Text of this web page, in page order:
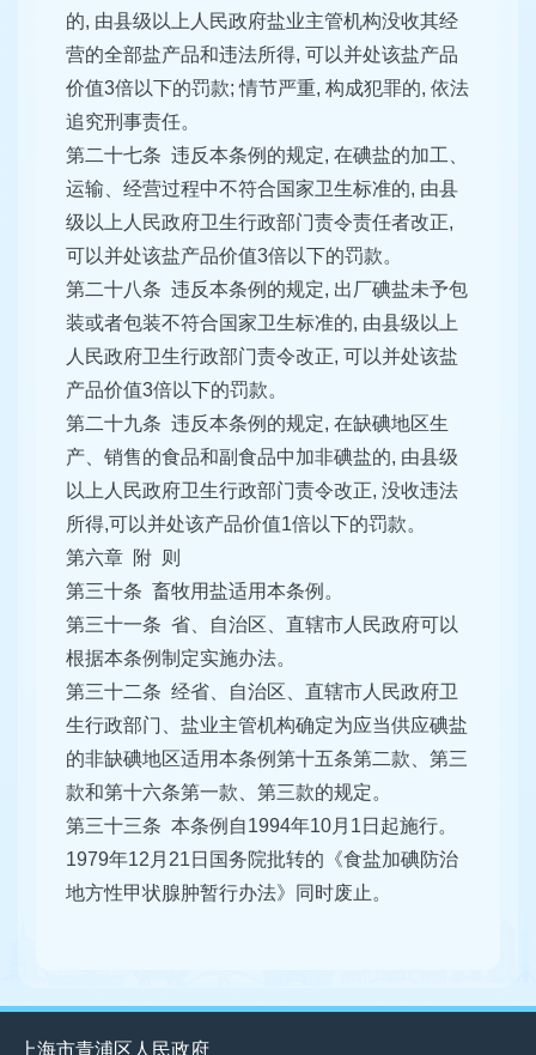
的, 由县级以上人民政府盐业主管机构没收其经
营的全部盐产品和违法所得, 可以并处该盐产品
价值3倍以下的罚款; 情节严重, 构成犯罪的, 依法
追究刑事责任。
第二十七条 违反本条例的规定, 在碘盐的加工、
运输、经营过程中不符合国家卫生标准的, 由县
级以上人民政府卫生行政部门责令责任者改正,
可以并处该盐产品价值3倍以下的罚款。
第二十八条 违反本条例的规定, 出厂碘盐未予包
装或者包装不符合国家卫生标准的, 由县级以上
人民政府卫生行政部门责令改正, 可以并处该盐
产品价值3倍以下的罚款。
第二十九条 违反本条例的规定, 在缺碘地区生
产、销售的食品和副食品中加非碘盐的, 由县级
以上人民政府卫生行政部门责令改正, 没收违法
所得,可以并处该产品价值1倍以下的罚款。
第六章 附 则
第三十条 畜牧用盐适用本条例。
第三十一条 省、自治区、直辖市人民政府可以
根据本条例制定实施办法。
第三十二条 经省、自治区、直辖市人民政府卫
生行政部门、盐业主管机构确定为应当供应碘盐
的非缺碘地区适用本条例第十五条第二款、第三
款和第十六条第一款、第三款的规定。
第三十三条 本条例自1994年10月1日起施行。
1979年12月21日国务院批转的《食盐加碘防治
地方性甲状腺肿暂行办法》同时废止。
上海市青浦区人民政府